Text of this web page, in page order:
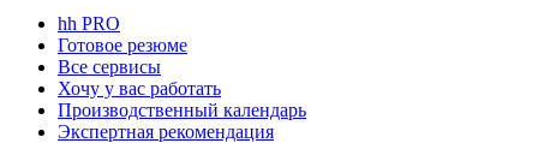
hh PRO
Готовое резюме
Все сервисы
Хочу у вас работать
Производственный календарь
Экспертная рекомендация